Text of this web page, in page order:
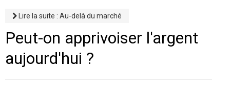
Lire la suite : Au-delà du marché
Peut-on apprivoiser l'argent
aujourd'hui ?